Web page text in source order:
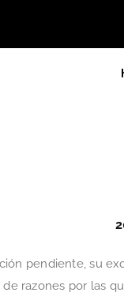
pendiente, su
razones por las